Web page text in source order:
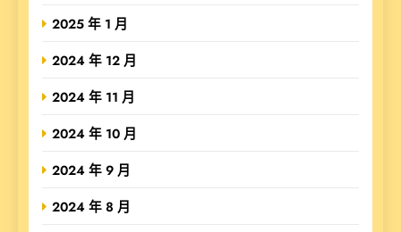
2025 年 1 月
2024 年 12 月
2024 年 11 月
2024 年 10 月
2024 年 9 月
2024 年 8 月